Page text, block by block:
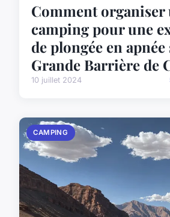
Comment organiser
camping pour une
de plongée en
Grande Barrière de
10 juillet 2024
CAMPING